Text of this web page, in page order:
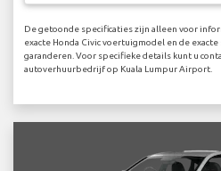
De getoonde specificaties zijn alleen voor
exacte Honda Civic voertuigmodel en de
garanderen. Voor specifieke details kunt u
autoverhuurbedrijf op Kuala Lumpur Airport.